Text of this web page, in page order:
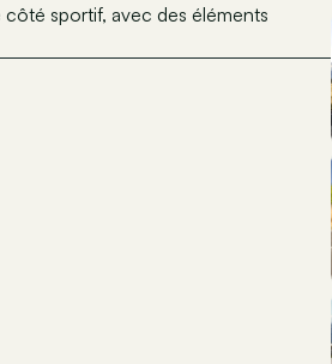
côté sportif, avec des éléments